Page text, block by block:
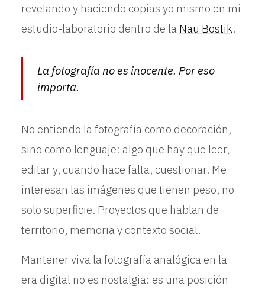
revelando y haciendo copias yo mismo en mi
estudio-laboratorio dentro de la Nau Bostik.
La fotografía no es inocente. Por eso
importa.
No entiendo la fotografía como decoración,
sino como lenguaje: algo que hay que leer,
editar y, cuando hace falta, cuestionar. Me
interesan las imágenes que tienen peso, no
solo superficie. Proyectos que hablan de
territorio, memoria y contexto social.
Mantener viva la fotografía analógica en la
era digital no es nostalgia: es una posición